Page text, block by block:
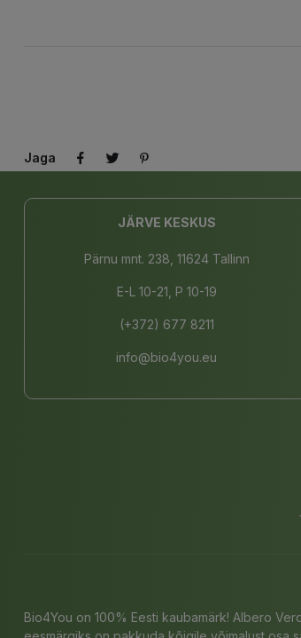
Jaga
JÄRVE KESKUS
Pärnu mnt. 238, 11624 Tallinn
E-L 10-21, P 10-19
(+372) 677 8211
info@bio4you.eu
Bio4You on 100% Eesti kaubamärk! Albero